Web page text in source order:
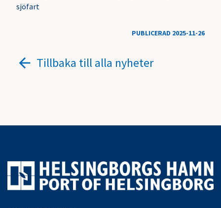
Tillbaka till alla nyheter
sjöfart
PUBLICERAD 2025-11-26